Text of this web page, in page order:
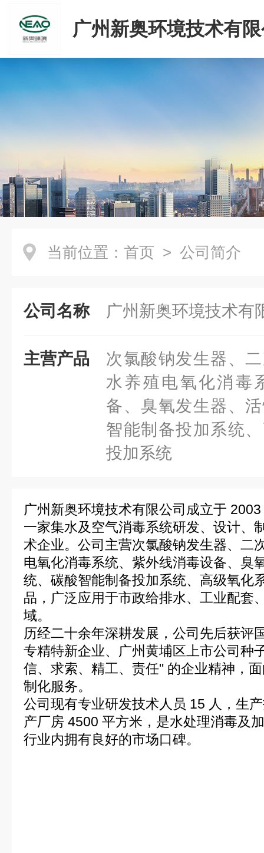
广州新奥环境技术有
当前位置： 首页 > 公司简介
公司名称 广州新奥环境技术有
主营产品
次氯酸钠发生器、
水养殖电氧化消毒
备、臭氧发生器、
智能制备投加系统
投加系统
广州新奥环境技术有限公司成立于
一家集水及空气消毒系统研发、设计、
术企业。公司主营次氯酸钠发生器、二
电氧化消毒系统、紫外线消毒设备、臭
统、碳酸智能制备投加系统、高级氧化
品，广泛应用于市政给排水、工业配套
域。
历经二十余年深耕发展，公司先后获评
专精特新企业、广州黄埔区上市公司种
信、求索、精工、责任" 的企业精神，
制化服务。
公司现有专业研发技术人员 15 人，生
产厂房 4500 平方米，是水处理消毒及
行业内拥有良好的市场口碑。